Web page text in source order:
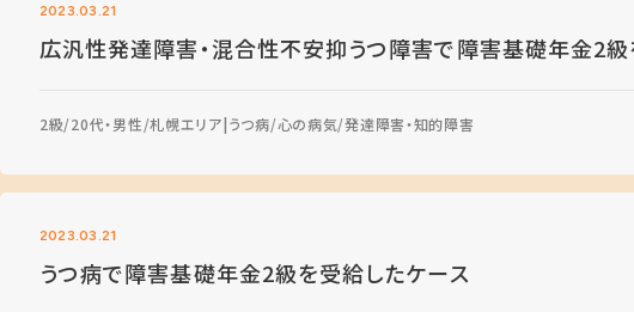
2023.03.21
広汎性発達障害・混合性不安抑うつ障害で障害基礎年金2級
2級 20代・男性 札幌エリア うつ病 心の病気 発達障害・知的障害
2023.03.21
うつ病で障害基礎年金2級を受給したケース